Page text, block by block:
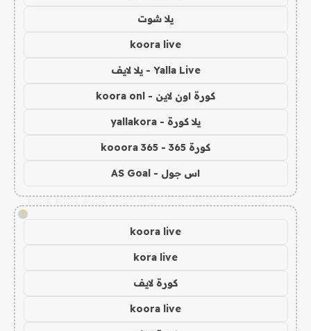
يلا شوت
koora live
Yalla Live - يلا لايف
كورة اون لاين - koora onl
يلا كورة - yallakora
كورة 365 - kooora 365
اس جول - AS Goal
!
koora live
kora live
كورة لايف
koora live